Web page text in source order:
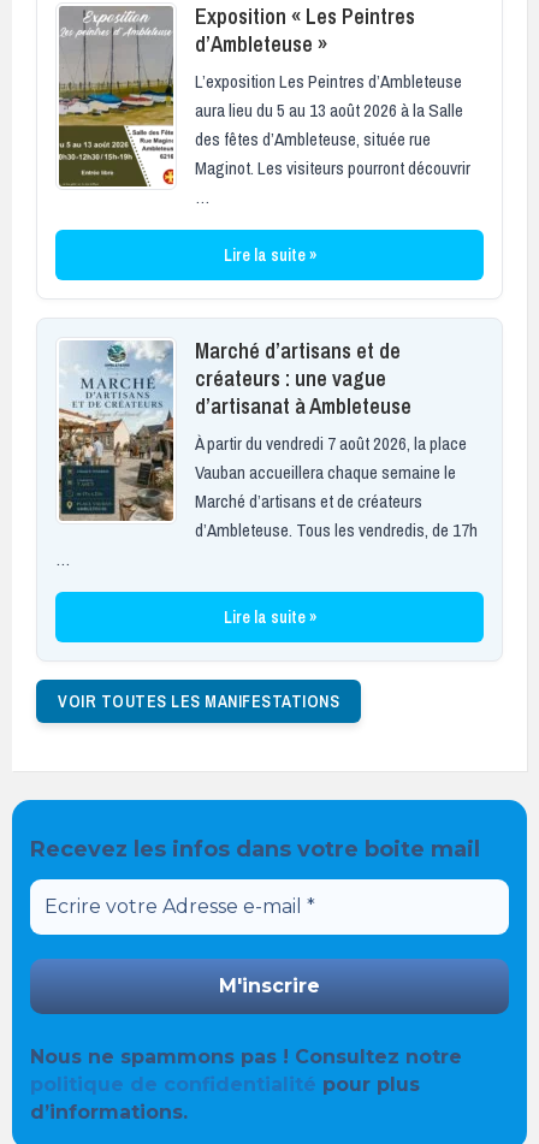
Exposition « Les Peintres
d’Ambleteuse »
L’exposition Les Peintres d’Ambleteuse
aura lieu du 5 au 13 août 2026 à la Salle
des fêtes d’Ambleteuse, située rue
Maginot. Les visiteurs pourront découvrir
…
Lire la suite »
Marché d’artisans et de
créateurs : une vague
d’artisanat à Ambleteuse
À partir du vendredi 7 août 2026, la place
Vauban accueillera chaque semaine le
Marché d’artisans et de créateurs
d’Ambleteuse. Tous les vendredis, de 17h
…
Lire la suite »
VOIR TOUTES LES MANIFESTATIONS
Recevez les infos dans votre boite mail
Nous ne spammons pas ! Consultez notre
politique de confidentialité pour plus
d’informations.